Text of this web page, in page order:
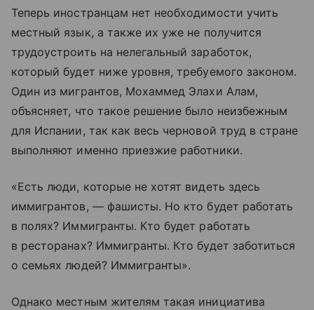
Теперь иностранцам нет необходимости учить
местный язык, а также их уже не получится
трудоустроить на нелегальный заработок,
который будет ниже уровня, требуемого законом.
Один из мигрантов, Мохаммед Элахи Алам,
объясняет, что такое решение было неизбежным
для Испании, так как весь черновой труд в стране
выполняют именно приезжие работники.
«Есть люди, которые не хотят видеть здесь
иммигрантов, — фашисты. Но кто будет работать
в полях? Иммигранты. Кто будет работать
в ресторанах? Иммигранты. Кто будет заботиться
о семьях людей? Иммигранты».
Однако местным жителям такая инициатива